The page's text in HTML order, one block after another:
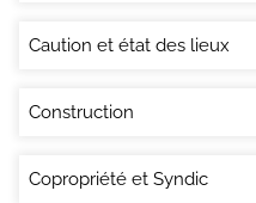
Caution et état des lieux
Construction
Copropriété et Syndic